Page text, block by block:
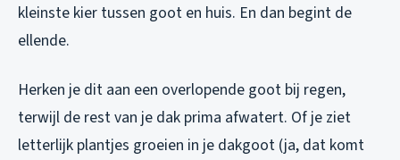
kleinste kier tussen goot en huis. En dan begint de
ellende.
Herken je dit aan een overlopende goot bij regen,
terwijl de rest van je dak prima afwatert. Of je ziet
letterlijk plantjes groeien in je dakgoot (ja, dat komt